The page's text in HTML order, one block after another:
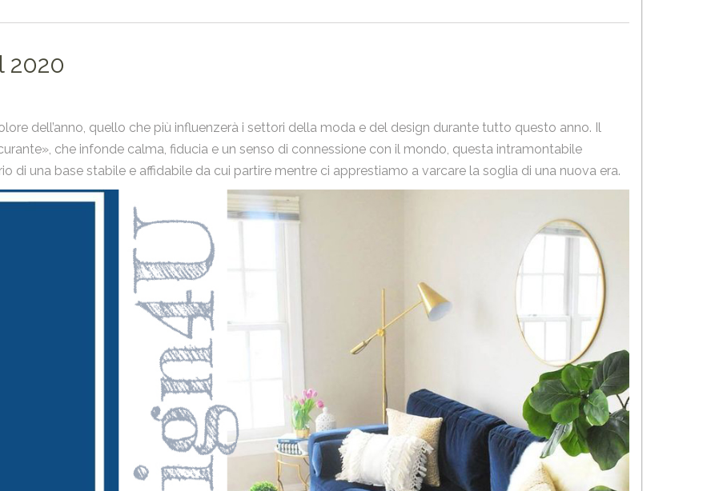
2020
dell’anno, quello che più influenzerà i settori della moda e del design durante tutto questo anno. Il
che infonde calma, fiducia e un senso di connessione con il mondo, questa intramontabile
di una base stabile e affidabile da cui partire mentre ci apprestiamo a varcare la soglia di una nuova era.